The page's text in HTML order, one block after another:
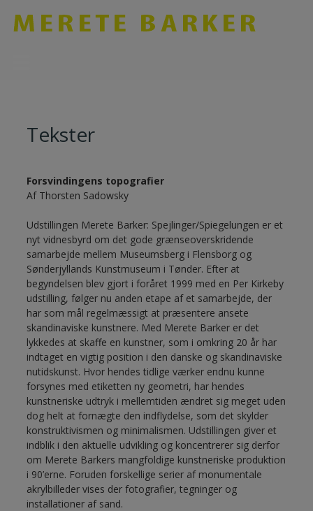
Tekster
Forsvindingens topografier
Af Thorsten Sadowsky
Udstillingen Merete Barker: Spejlinger/Spiegelungen er et
nyt vidnesbyrd om det gode grænseoverskridende
samarbejde mellem Museumsberg i Flensborg og
Sønderjyllands Kunstmuseum i Tønder. Efter at
begyndelsen blev gjort i foråret 1999 med en Per Kirkeby
udstilling, følger nu anden etape af et samarbejde, der
har som mål regelmæssigt at præsentere ansete
skandinaviske kunstnere. Med Merete Barker er det
lykkedes at skaffe en kunstner, som i omkring 20 år har
indtaget en vigtig position i den danske og skandinaviske
nutidskunst. Hvor hendes tidlige værker endnu kunne
forsynes med etiketten ny geometri, har hendes
kunstneriske udtryk i mellemtiden ændret sig meget uden
dog helt at fornægte den indflydelse, som det skylder
konstruktivismen og minimalismen. Udstillingen giver et
indblik i den aktuelle udvikling og koncentrerer sig derfor
om Merete Barkers mangfoldige kunstneriske produktion
i 90’erne. Foruden forskellige serier af monumentale
akrylbilleder vises der fotografier, tegninger og
installationer af sand.